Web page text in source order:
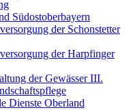
Südostoberbayern
der Schonstetter
der Harpfinger
der Gewässer III.
Dienste Oberland